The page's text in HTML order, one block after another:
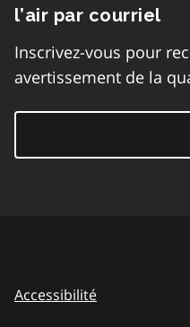
l’air par courriel
Inscrivez-vous pour
avertissement de la
Accessibilité